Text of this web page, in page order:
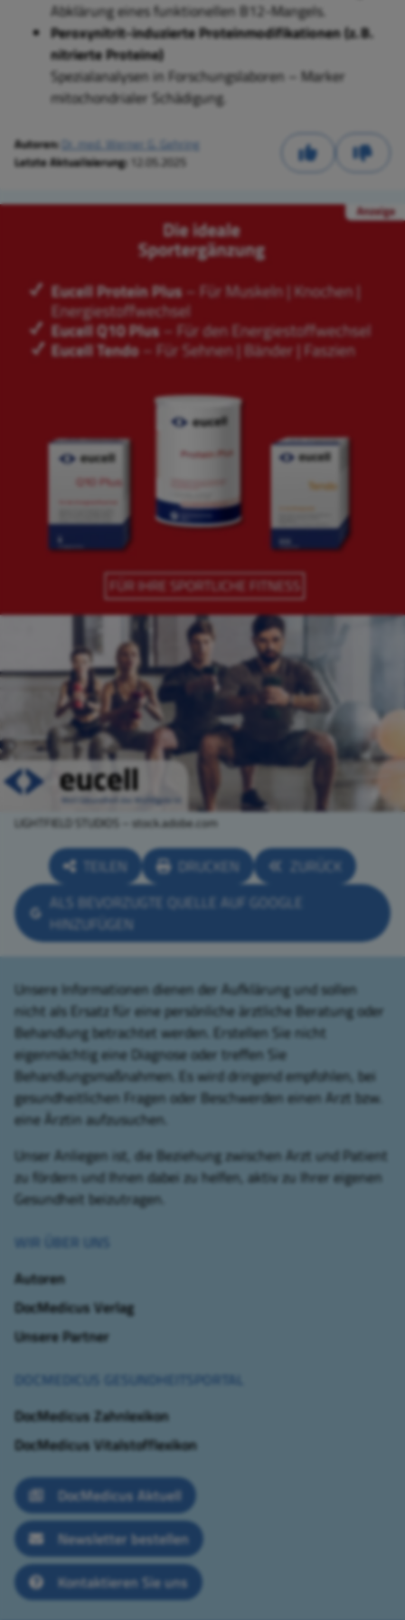
Abklärung eines funktionellen B12-Mangels.
Peroxynitrit-induzierte Proteinmodifikationen (z. B.
nitrierte Proteine)
Spezialanalysen in Forschungslaboren – Marker
mitochondrialer Schädigung.
Autoren: Dr. med. Werner G. Gehring
Letzte Aktualisierung: 12.05.2025
LIGHTFIELD STUDIOS – stock.adobe.com
TEILEN DRUCKEN
ZURÜCK
ALS BEVORZUGTE QUELLE AUF GOOGLE
HINZUFÜGEN
Unsere Informationen dienen der Aufklärung und sollen
nicht als Ersatz für eine persönliche ärztliche Beratung oder
Behandlung betrachtet werden. Erstellen Sie nicht
eigenmächtig eine Diagnose oder treffen Sie
Behandlungsmaßnahmen. Es wird dringend empfohlen, bei
gesundheitlichen Fragen oder Beschwerden einen Arzt bzw.
eine Ärztin aufzusuchen.
Unser Anliegen ist, die Beziehung zwischen Arzt und Patient
zu fördern und Ihnen dabei zu helfen, aktiv zu Ihrer eigenen
Gesundheit beizutragen.
WIR ÜBER UNS
Autoren
DocMedicus Verlag
Unsere Partner
DOCMEDICUS GESUNDHEITSPORTAL
DocMedicus Zahnlexikon
DocMedicus Vitalstofflexikon
DocMedicus Aktuell
Newsletter bestellen
Kontaktieren Sie uns